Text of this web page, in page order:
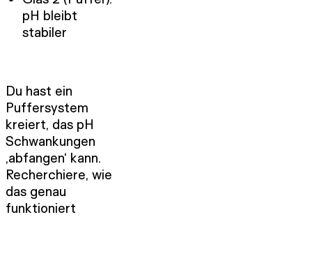
pH bleibt
stabiler
Du hast ein
Puffersystem
kreiert, das pH
Schwankungen
‚abfangen‘ kann.
Recherchiere, wie
das genau
funktioniert